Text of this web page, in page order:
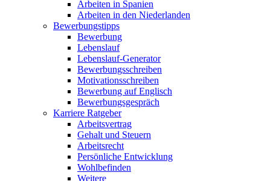
Arbeiten in Spanien
Arbeiten in den Niederlanden
Bewerbungstipps
Bewerbung
Lebenslauf
Lebenslauf-Generator
Bewerbungsschreiben
Motivationsschreiben
Bewerbung auf Englisch
Bewerbungsgespräch
Karriere Ratgeber
Arbeitsvertrag
Gehalt und Steuern
Arbeitsrecht
Persönliche Entwicklung
Wohlbefinden
Weitere